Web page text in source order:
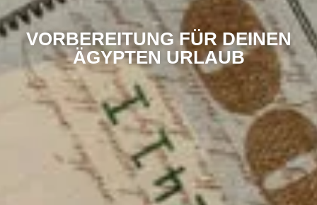
VORBEREITUNG FÜR DEINEN
ÄGYPTEN URLAUB